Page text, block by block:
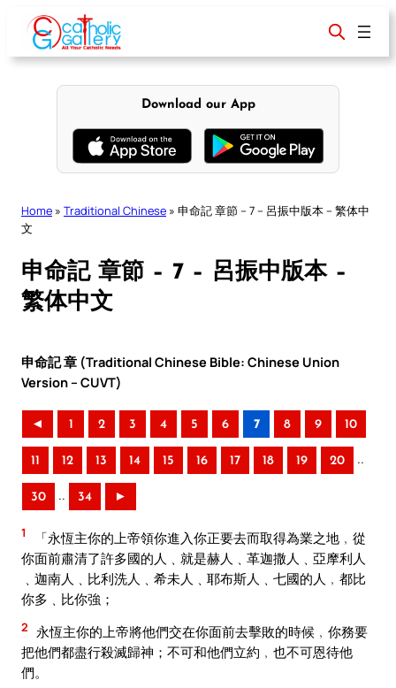
content
Download our App
Home » Traditional Chinese » 申命記 章節 – 7 – 呂振中版本 – 繁体中
文
申命記 章節 – 7 – 呂振中版本 –
繁体中文
申命記 章 (Traditional Chinese Bible: Chinese Union
Version – CUVT)
◄ 1 2 3 4 5 6 7 8 9 10
11 12 13 14 15 16 17 18 19 20 ..
30 .. 34 ►
1
「永恆主你的上帝領你進入你正要去而取得為業之地﹐從
你面前肅清了許多國的人﹑就是赫人﹑革迦撒人﹑亞摩利人
﹑迦南人﹑比利洗人﹑希未人﹑耶布斯人﹑七國的人﹐都比
你多﹑比你強；
2
永恆主你的上帝將他們交在你面前去擊敗的時候﹐你務要
把他們都盡行殺滅歸神；不可和他們立約﹐也不可恩待他
們。